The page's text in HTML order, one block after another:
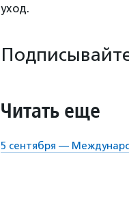
уход.
Читать еще
5 сентября —